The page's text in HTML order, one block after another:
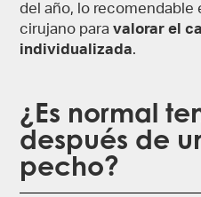
del año, lo recomendable
cirujano paravalorar el
individualizada.
¿Es normal
después de
pecho​?